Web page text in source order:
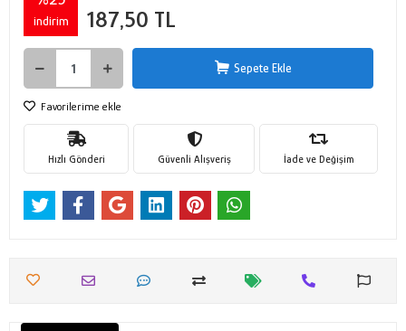
indirim 187,50 TL
Sepete Ekle
Favorilerime ekle
Hızlı Gönderi Güvenli Alışveriş İade ve Değişim